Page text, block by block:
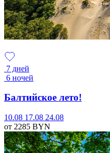
7 дней
6 ночей
Балтийское лето!
10.08 17.08 24.08
от 2285 BYN